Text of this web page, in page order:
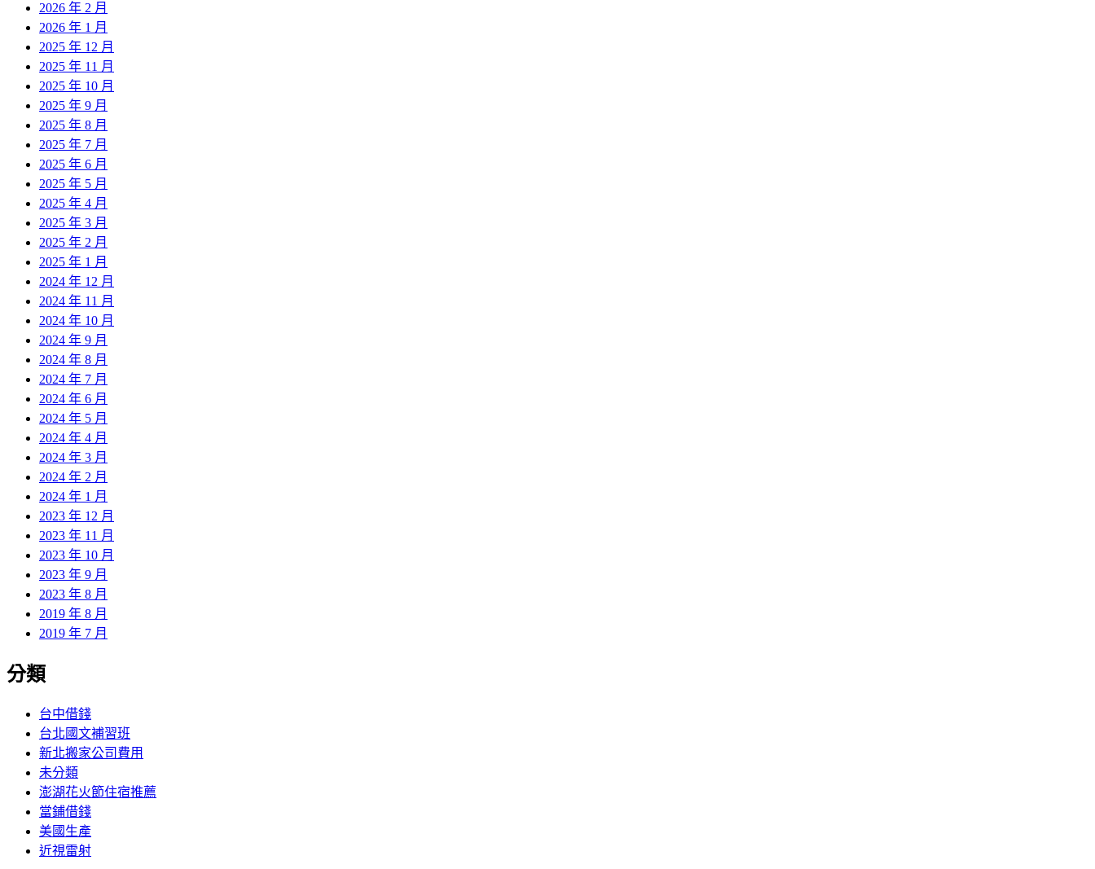
2026 年 2 月
2026 年 1 月
2025 年 12 月
2025 年 11 月
2025 年 10 月
2025 年 9 月
2025 年 8 月
2025 年 7 月
2025 年 6 月
2025 年 5 月
2025 年 4 月
2025 年 3 月
2025 年 2 月
2025 年 1 月
2024 年 12 月
2024 年 11 月
2024 年 10 月
2024 年 9 月
2024 年 8 月
2024 年 7 月
2024 年 6 月
2024 年 5 月
2024 年 4 月
2024 年 3 月
2024 年 2 月
2024 年 1 月
2023 年 12 月
2023 年 11 月
2023 年 10 月
2023 年 9 月
2023 年 8 月
2019 年 8 月
2019 年 7 月
分類
台中借錢
台北國文補習班
新北搬家公司費用
未分類
澎湖花火節住宿推薦
當鋪借錢
美國生產
近視雷射